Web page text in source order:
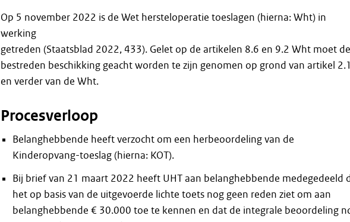
Op 5 november 2022 is de Wet hersteloperatie toeslagen (hierna: Wht) in
werking
getreden (Staatsblad 2022, 433). Gelet op de artikelen 8.6 en 9.2 Wht moet de
bestreden beschikking geacht worden te zijn genomen op grond van artikel 2.1
en verder van de Wht.
Procesverloop
Belanghebbende heeft verzocht om een herbeoordeling van de
Kinderopvang-toeslag (hierna: KOT).
Bij brief van 21 maart 2022 heeft UHT aan belanghebbende medegedeeld
het op basis van de uitgevoerde lichte toets nog geen reden ziet om aan
belanghebbende € 30.000 toe te kennen en dat de integrale beoordeling